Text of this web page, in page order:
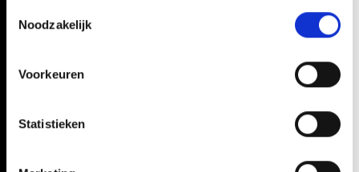
Informatie verzamelen over uw geografische locatie,
Uw apparaat identificeren door het actief te scannen
op specifieke eigenschappen (fingerprinting)
verwerkt en stel uw voorkeuren in het
detailgedeelte in.
Noodzakelijk
Voorkeuren
Statistieken